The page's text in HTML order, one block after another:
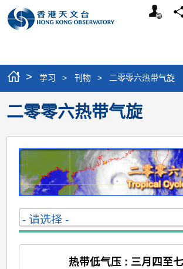
个
分
> 学习 > 刊物 > 二零零六热带气旋
二零零六热带气旋
热带低气压 : 三月四至